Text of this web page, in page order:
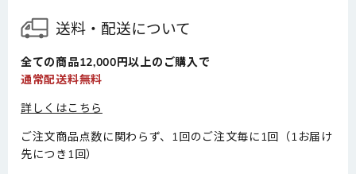
送料・配送について
全ての商品12,000円以上のご購入で
通常配送料無料
詳しくはこちら
ご注文商品点数に関わらず、1回のご注文毎に1回（1お届け
先につき1回）